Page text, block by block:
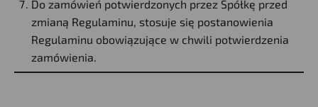
Do zamówień potwierdzonych przez Spółkę przed
zmianą Regulaminu, stosuje się postanowienia
Regulaminu obowiązujące w chwili potwierdzenia
zamówienia.